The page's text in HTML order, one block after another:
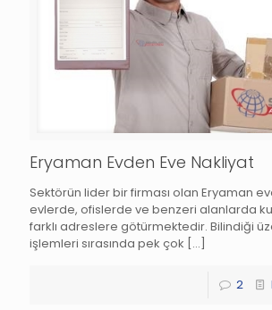
Eryaman Evden Eve Nakliyat
Sektörün lider bir firması olan Eryaman
evlerde, ofislerde ve benzeri alanlarda
farklı adreslere götürmektedir. Bilindiği
işlemleri sırasında pek çok […]
2